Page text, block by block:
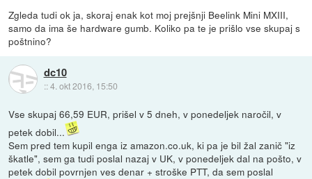
Zgleda tudi ok ja, skoraj enak kot moj prejšnji Beelink Mini MXIII,
samo da ima še hardware gumb. Koliko pa te je prišlo vse skupaj s
poštnino?
dc10
::4. okt 2016, 15:50
Vse skupaj 66,59 EUR, prišel v 5 dneh, v ponedeljek naročil, v
petek dobil...
Sem pred tem kupil enga iz amazon.co.uk, ki pa je bil žal zanič "iz
škatle", sem ga tudi poslal nazaj v UK, v ponedeljek dal na pošto, v
petek dobil povrnjen ves denar + stroške PTT, da sem poslal